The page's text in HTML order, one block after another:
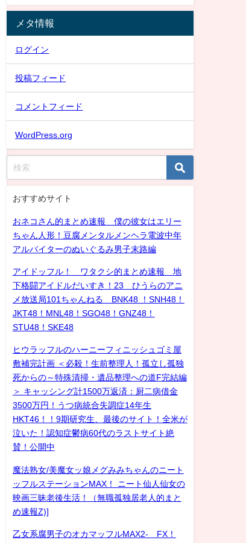
メタ情報
ログイン
投稿フィード
コメントフィード
WordPress.org
おすすめサイト
おネコさん的まとめ速報 僕の彼女はエリー
ちゃん人形！豆腐メンタルメンヘラ電波中年
アルバイターのぬいぐるみ男子末路編
アイドッフル！ ワタクシ的まとめ速報 地
下格闘アイドルだいすき！23 ひうらのアニ
メ放送局101ちゃんねる BNK48 ！SNH48！
JKT48！MNL48！SGO48！GNZ48！
STU48！SKE48
ヒウラッフルのハーニーフィニッシュゴミ屋
敷補完計画 ＜必殺！生前整理人！孤立し孤独
死からの～特殊清掃・遺品整理への道F完結編
＞ キャッシング計1500万返済：厨二病借金
3500万円！うつ病統合失調症14年生
HKT46！！9期研究生、最後のサイト！全米が
泣いた！認知症鬱病60代のラストサイト絶
賛！公開中
魔法熟女/美魔女ッ娘メグみみちゃんのニート
ッフルステーションMAX！ ニート仙人仙女の
映画三昧老後生活！（無職孤独居老人的まと
め速報Z)]
乙女系腐男子のオカマッフルMAX2- FX！